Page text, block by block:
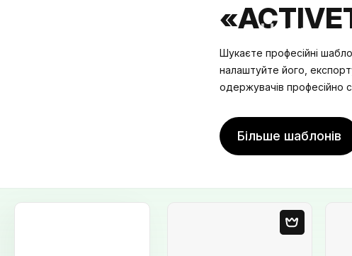
Ціни
Шукаєте професійні
налаштуйте його,
одержувачів професійно
Більше шаблонів